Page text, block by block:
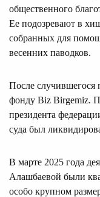
общественного
Ее подозревают в
собранных для
весенних паводков.
После случившегося
фонду Biz Birgemiz.
президента
суда был
В марте 2025 года
Алашбаевой были
особо крупном